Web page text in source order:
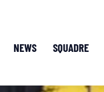
NEWS SQUADRE